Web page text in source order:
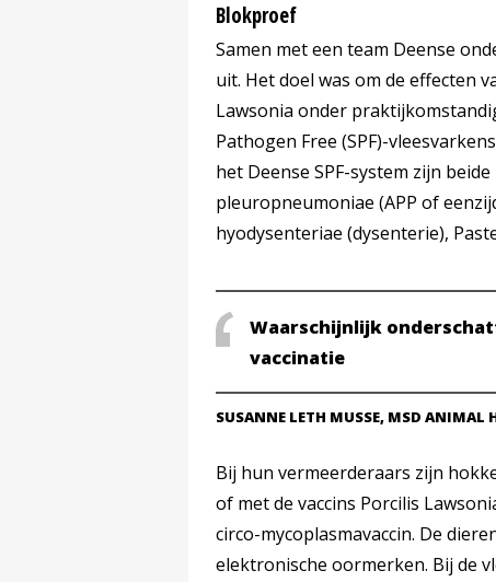
Blokproef
Samen met een team Deense
uit. Het doel was om de effecten
Lawsonia onder
Pathogen Free (SPF)-
het Deense SPF-system zijn
pleuropneumoniae (APP of
hyodysenteriae (dysenterie),
Waarschijnlijk
vaccinatie
SUSANNE LETH MUSSE, MSD ANIMAL
Bij hun vermeerderaars zijn
of met de vaccins Porcilis
circo-mycoplasmavaccin. De
elektronische oormerken. Bij de